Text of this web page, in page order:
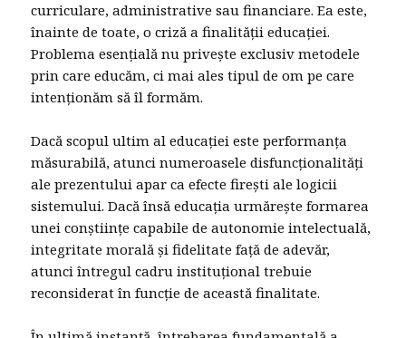
curriculare, administrative sau financiare. Ea este,
înainte de toate, o criză a finalității educației.
Problema esențială nu privește exclusiv metodele
prin care educăm, ci mai ales tipul de om pe care
intenționăm să îl formăm.
Dacă scopul ultim al educației este performanța
măsurabilă, atunci numeroasele disfuncționalități
ale prezentului apar ca efecte firești ale logicii
sistemului. Dacă însă educația urmărește formarea
unei conștiințe capabile de autonomie intelectuală,
integritate morală și fidelitate față de adevăr,
atunci întregul cadru instituțional trebuie
reconsiderat în funcție de această finalitate.